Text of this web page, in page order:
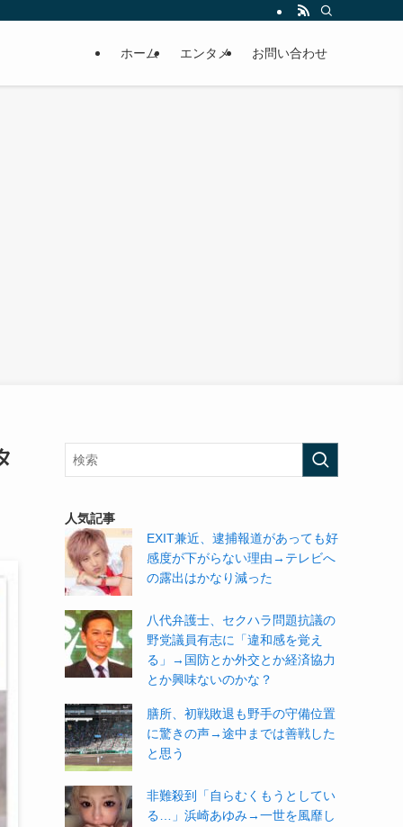
ホーム エンタメ お問い合わせ
人気記事
EXIT兼近、逮捕報道があっても好
感度が下がらない理由→テレビへ
の露出はかなり減った
八代弁護士、セクハラ問題抗議の
野党議員有志に「違和感を覚え
る」→国防とか外交とか経済協力
とか興味ないのかな？
膳所、初戦敗退も野手の守備位置
に驚きの声→途中までは善戦した
と思う
非難殺到「自らむくもうとしてい
る…」浜崎あゆみ→一世を風靡し